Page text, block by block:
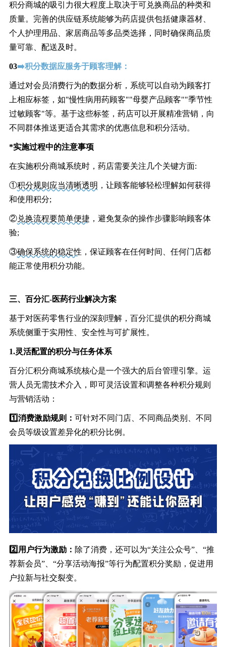
积分商城的吸引力很大程度上取决于可兑换商品的种类和
质量。完善的供应链系统能够为药店提供包括健康器材、
个人护理用品、家居商品等多品类选择，同时确保商品质
量可靠、配送及时。
03➡️积分数据应服务于顾客理解：
通过对会员消费行为的数据分析，系统可以自动为顾客打
上相应标签，如"慢性病用药顾客""母婴产品顾客""季节性
过敏顾客"等。基于这些标签，药店可以开展精准营销，向
不同群体推送更适合其需求的优惠信息和积分活动。
*实施过程中的注意事项
在实施积分商城系统时，药店需要关注几个关键方面:
①积分规则应当清晰透明 ，让顾客能够轻松理解如何获得
和使用积分;
②兑换流程要简单便捷 ，避免复杂的操作步骤影响顾客体
验;
③确保系统的稳定性 ，保证顾客在任何时间、任何门店都
能正常使用积分功能。
三、百分汇-医药行业解决方案
基于对医药零售行业的深刻理解，百分汇提供的积分商城
系统侧重于实用性、安全性与可扩展性。
1.灵活配置的积分与任务体系
百分汇积分商城系统核心是一个强大的后台管理引擎。运
营人员无需技术介入，即可灵活设置和调整各种积分规则
与营销活动：
1️⃣消费激励规则： 可针对不同门店、不同商品类别、不同
会员等级设置差异化的积分比例。
2️⃣用户行为激励： 除了消费，还可以为“关注公众号”、“推
荐新会员”、“分享活动海报”等行为配置积分奖励，促进用
户拉新与社交裂变。